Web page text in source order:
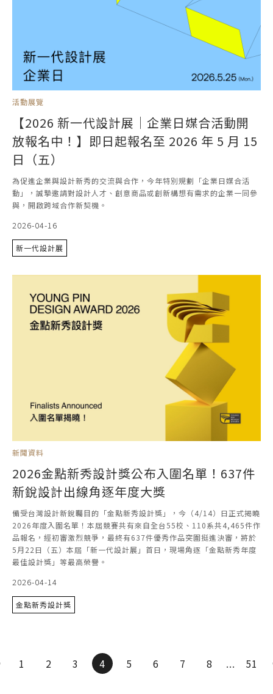
活動展覽
【2026 新一代設計展｜企業日媒合活動開
放報名中！】即日起報名至 2026 年 5 月 15
日（五）
為促進企業與設計新秀的交流與合作，今年特別規劃「企業日媒合活
動」，誠摯邀請對設計人才、創意商品或創新構想有需求的企業一同參
與，開啟跨域合作新契機。
2026-04-16
新一代設計展
新聞資料
2026金點新秀設計獎公布入圍名單！637件
新銳設計出線角逐年度大獎
備受台灣設計新銳矚目的「金點新秀設計獎」，今（4/14）日正式揭曉
2026年度入圍名單！本屆競賽共有來自全台55校、110系共4,465件作
品報名，經初審激烈競爭，最終有637件優秀作品突圍挺進決審，將於
5月22日（五）本屆「新一代設計展」首日，現場角逐「金點新秀年度
最佳設計獎」等最高榮譽。
2026-04-14
金點新秀設計獎
1 2 3 4 5 6 7 8 ... 51